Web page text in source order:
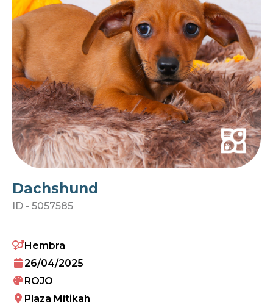
Dachshund
ID - 5057585
Hembra
26/04/2025
ROJO
Plaza Mítikah